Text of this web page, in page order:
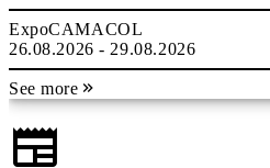
ExpoCAMACOL
26.08.2026 - 29.08.2026
See more